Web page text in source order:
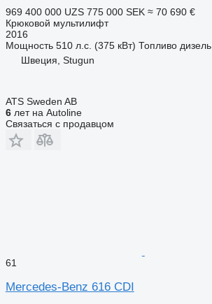
969 400 000 UZS 775 000 SEK ≈ 70 690 €
Крюковой мультилифт
2016
Мощность 510 л.с. (375 кВт) Топливо дизель
Швеция, Stugun
ATS Sweden AB
6лет на Autoline
Связаться с продавцом
61
Mercedes-Benz 616 CDI